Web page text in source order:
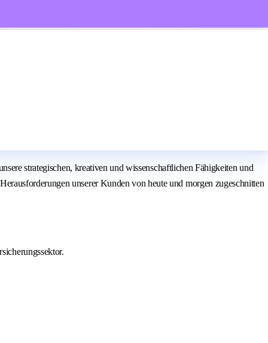
strategischen, kreativen und wissenschaftlichen Fähigkeiten und
unserer Kunden von heute und morgen zugeschnitten